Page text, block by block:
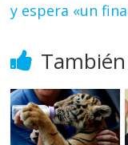
y espera «un